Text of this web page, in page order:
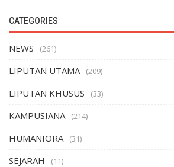
CATEGORIES
NEWS (261)
LIPUTAN UTAMA (209)
LIPUTAN KHUSUS (33)
KAMPUSIANA (214)
HUMANIORA (31)
SEJARAH (11)